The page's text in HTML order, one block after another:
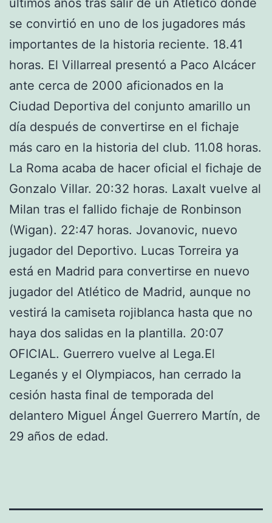
se convirtió en uno de los jugadores más
importantes de la historia reciente. 18.41
horas. El Villarreal presentó a Paco Alcácer
ante cerca de 2000 aficionados en la
Ciudad Deportiva del conjunto amarillo un
día después de convertirse en el fichaje
más caro en la historia del club. 11.08 horas.
La Roma acaba de hacer oficial el fichaje de
Gonzalo Villar. 20:32 horas. Laxalt vuelve al
Milan tras el fallido fichaje de Ronbinson
(Wigan). 22:47 horas. Jovanovic, nuevo
jugador del Deportivo. Lucas Torreira ya
está en Madrid para convertirse en nuevo
jugador del Atlético de Madrid, aunque no
vestirá la camiseta rojiblanca hasta que no
haya dos salidas en la plantilla. 20:07
OFICIAL. Guerrero vuelve al Lega.El
Leganés y el Olympiacos, han cerrado la
cesión hasta final de temporada del
delantero Miguel Ángel Guerrero Martín, de
29 años de edad.